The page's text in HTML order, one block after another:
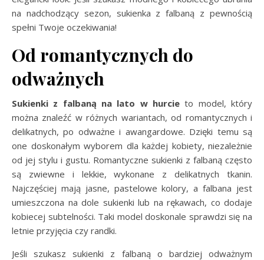
na nadchodzący sezon, sukienka z falbaną z pewnością
spełni Twoje oczekiwania!
Od romantycznych do
odważnych
Sukienki z falbaną na lato w hurcie to model, który
można znaleźć w różnych wariantach, od romantycznych i
delikatnych, po odważne i awangardowe. Dzięki temu są
one doskonałym wyborem dla każdej kobiety, niezależnie
od jej stylu i gustu. Romantyczne sukienki z falbaną często
są zwiewne i lekkie, wykonane z delikatnych tkanin.
Najczęściej mają jasne, pastelowe kolory, a falbana jest
umieszczona na dole sukienki lub na rękawach, co dodaje
kobiecej subtelności. Taki model doskonale sprawdzi się na
letnie przyjęcia czy randki.
Jeśli szukasz sukienki z falbaną o bardziej odważnym